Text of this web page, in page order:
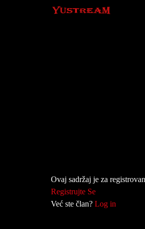
Ovaj sadržaj je za
Registrujte Se
Već ste član? Log in